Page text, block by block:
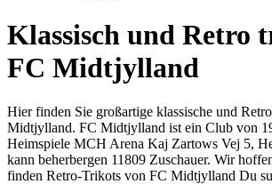
Klassisch und Retro
FC Midtjylland
Hier finden Sie großartige klassische und
Midtjylland. FC Midtjylland ist ein Club von
Heimspiele MCH Arena Kaj Zartows Vej 5,
kann beherbergen 11809 Zuschauer. Wir
finden Retro-Trikots von FC Midtjylland Du